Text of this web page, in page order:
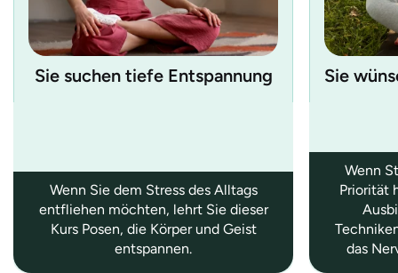
Sie suchen tiefe Entspannung
Wenn Sie dem Stress des Alltags
entfliehen möchten, lehrt Sie dieser
Kurs Posen, die Körper und Geist
entspannen.
Sie
Wenn
Priorität
das